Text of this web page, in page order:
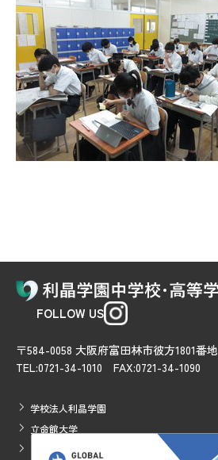
FOLLOW US
〒584-0058 大阪府富田林市彼方1801番地
TEL:0721-34-1010 FAX:0721-34-1090
学校法人利晶学園
立命館大学
立命館アジア太平洋大学